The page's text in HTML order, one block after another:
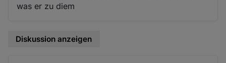
was er zu diem
Diskussion anzeigen